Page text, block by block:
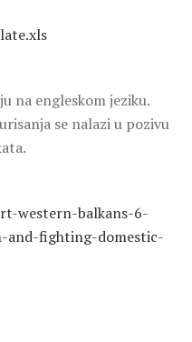
na engleskom jeziku.
se nalazi u pozivu
western-balkans-6-
and-fighting-domestic-